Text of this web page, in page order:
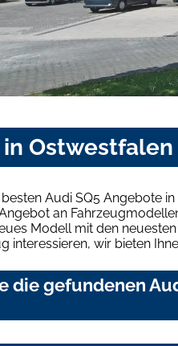
in
Audi SQ5 Angebote
an
Modell mit den
interessieren, wir bieten
die gefundenen